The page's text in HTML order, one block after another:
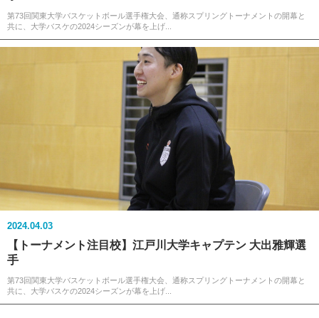
第73回関東大学バスケットボール選手権大会、通称スプリングトーナメントの開幕と
共に、大学バスケの2024シーズンが幕を上げ...
2024.04.03
【トーナメント注目校】江戸川大学キャプテン 大出雅輝選
手
第73回関東大学バスケットボール選手権大会、通称スプリングトーナメントの開幕と
共に、大学バスケの2024シーズンが幕を上げ...